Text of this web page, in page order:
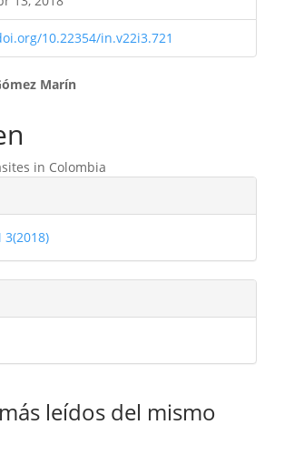
10.22354/in.v22i3.721
Marín
in Colombia
3(2018)
leídos del mismo